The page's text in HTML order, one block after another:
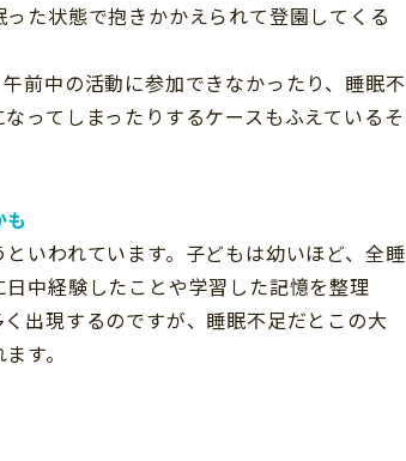
た状態で抱きかかえられて登園してくる
前中の活動に参加できなかったり、睡眠不
ってしまったりするケースもふえているそ
いわれています。子どもは幼いほど、全睡
中経験したことや学習した記憶を整理
出現するのですが、睡眠不足だとこの大
す。